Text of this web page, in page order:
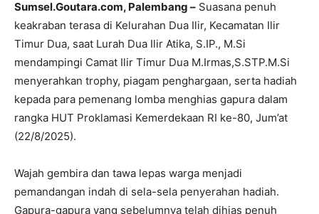
Sumsel.Goutara.com, Palembang – Suasana penuh
keakraban terasa di Kelurahan Dua Ilir, Kecamatan Ilir
Timur Dua, saat Lurah Dua Ilir Atika, S.IP., M.Si
mendampingi Camat Ilir Timur Dua M.Irmas,S.STP.M.Si
menyerahkan trophy, piagam penghargaan, serta hadiah
kepada para pemenang lomba menghias gapura dalam
rangka HUT Proklamasi Kemerdekaan RI ke-80, Jum’at
(22/8/2025).
Wajah gembira dan tawa lepas warga menjadi
pemandangan indah di sela-sela penyerahan hadiah.
Gapura-gapura yang sebelumnya telah dihias penuh